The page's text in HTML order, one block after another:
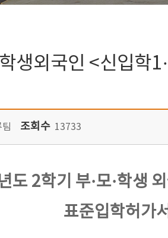
생외국인 <신입학
조회수 13733
도 2학기 부·모·학생
표준입학허가